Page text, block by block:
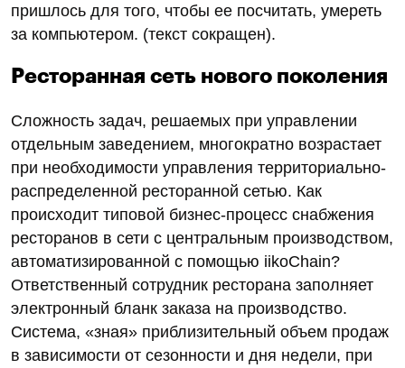
пришлось для того, чтобы ее посчитать, умереть
за компьютером. (текст сокращен).
Ресторанная сеть нового поколения
Сложность задач, решаемых при управлении
отдельным заведением, многократно возрастает
при необходимости управления территориально-
распределенной ресторанной сетью. Как
происходит типовой бизнес-процесс снабжения
ресторанов в сети с центральным производством,
автоматизированной c помощью iikoChain?
Ответственный сотрудник ресторана заполняет
электронный бланк заказа на производство.
Система, «зная» приблизительный объем продаж
в зависимости от сезонности и дня недели, при